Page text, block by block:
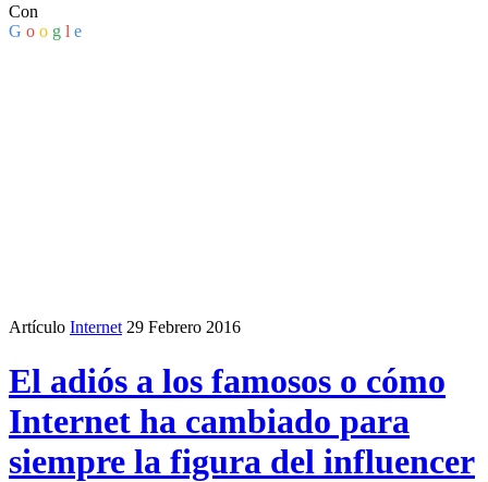
Con
G o o g l e
Artículo Internet 29 Febrero 2016
El adiós a los famosos o cómo
Internet ha cambiado para
siempre la figura del influencer